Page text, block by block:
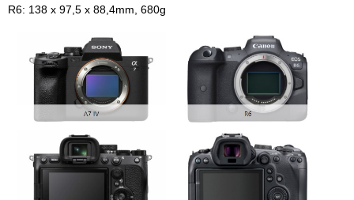
R6: 138 x 97,5 x 88,4mm, 680g